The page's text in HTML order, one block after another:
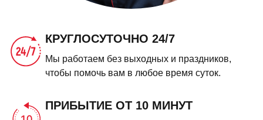
КРУГЛОСУТОЧНО 24/7
Мы работаем без выходных и праздников,
чтобы помочь вам в любое время суток.
ПРИБЫТИЕ ОТ 10 МИНУТ